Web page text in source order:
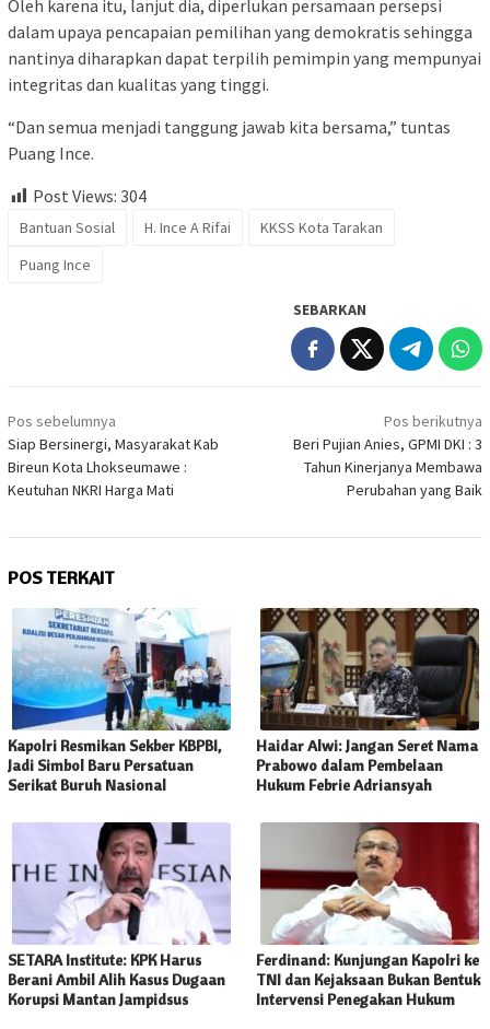
Oleh karena itu, lanjut dia, diperlukan persamaan persepsi
dalam upaya pencapaian pemilihan yang demokratis sehingga
nantinya diharapkan dapat terpilih pemimpin yang mempunyai
integritas dan kualitas yang tinggi.
“Dan semua menjadi tanggung jawab kita bersama,” tuntas
Puang Ince.
Post Views: 304
Bantuan Sosial H. Ince A Rifai
KKSS Kota Tarakan
Puang Ince
SEBARKAN
Navigasi
pos
Pos sebelumnya
Siap Bersinergi, Masyarakat Kab
Bireun Kota Lhokseumawe :
Keutuhan NKRI Harga Mati
Pos berikutnya
Beri Pujian Anies, GPMI DKI : 3
Tahun Kinerjanya Membawa
Perubahan yang Baik
POS TERKAIT
Kapolri Resmikan Sekber KBPBI,
Jadi Simbol Baru Persatuan
Serikat Buruh Nasional
Haidar Alwi: Jangan Seret Nama
Prabowo dalam Pembelaan
Hukum Febrie Adriansyah
SETARA Institute: KPK Harus
Berani Ambil Alih Kasus Dugaan
Korupsi Mantan Jampidsus
Ferdinand: Kunjungan Kapolri ke
TNI dan Kejaksaan Bukan Bentuk
Intervensi Penegakan Hukum